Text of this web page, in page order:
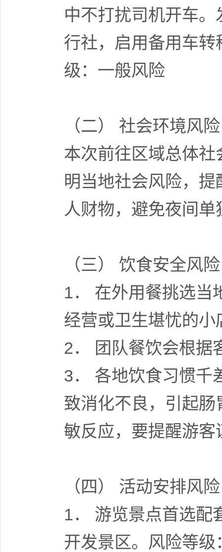
中不打扰司机开车
行社，启用备用车
级：一般风险
（二） 社会环境风险
本次前往区域总体
明当地社会风险，
人财物，避免夜间
（三） 饮食安全风险
1． 在外用餐挑选当
经营或卫生堪忧的
2． 团队餐饮会根据
3． 各地饮食习惯千
致消化不良，引起
敏反应，要提醒游
（四） 活动安排风险
1． 游览景点首选配
开发景区。风险等级